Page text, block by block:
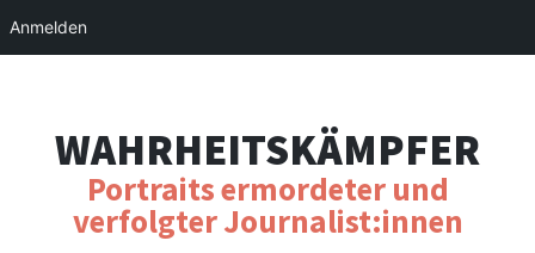
WAHRHEITSKÄMPFER
Portraits ermordeter und
verfolgter Journalist:innen
Anmelden